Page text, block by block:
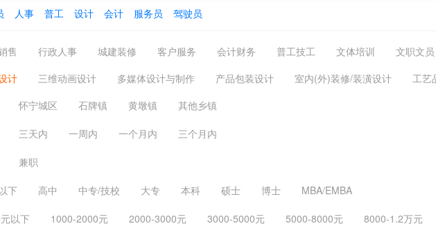
人事 普工 设计 会计 服务员 驾驶员
售 行政人事 城建装修 客户服务 会计财务 普工技工 文体培训 文职文员
店餐饮 金融保险 高级管理 物流贸易 司机后勤 网络通信 机械仪表 咨
翻译法律 轻工工艺 化工制药 摄影影视
计 三维动画设计 多媒体设计与制作 产品包装设计 室内(外)装修/装潢设计 工艺
形象设计 玩具设计 珠宝设计 文案/媒体策划
怀宁城区 石牌镇 黄墩镇
其他乡镇
三天内 一周内 一个月内
三个月内
兼职
下 高中 中专/技校 大专 本科 硕士 博士
MBA/EMBA
以下 1000-2000元 2000-3000元 3000-5000元 5000-8000元 8000-1.2万元